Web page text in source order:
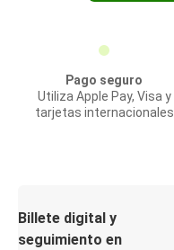
Pago seguro
Utiliza Apple Pay, Visa y
tarjetas internacionales
Billete digital y
seguimiento en